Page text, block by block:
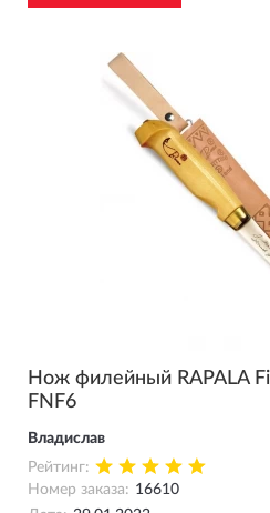
Нож филейный RAPALA
FNF6
Владислав
Рейтинг:
Номер заказа: 16610